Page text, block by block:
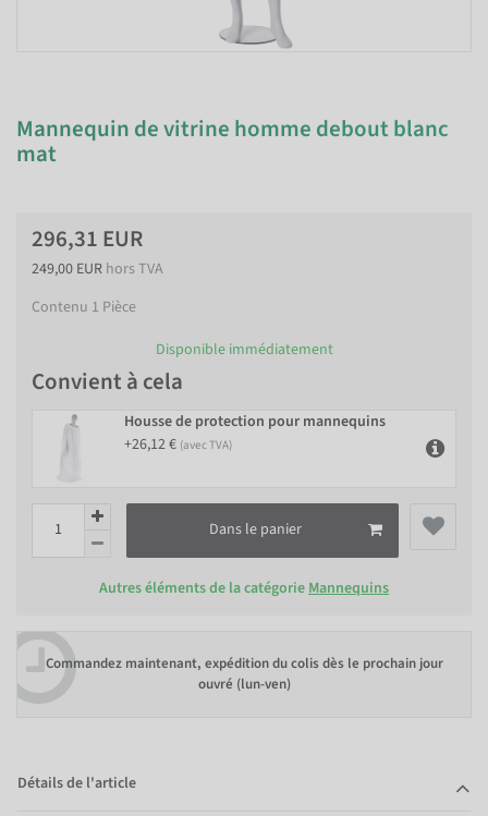
Mannequin de vitrine homme debout blanc
mat
296,31 EUR
249,00 EUR hors TVA
Contenu 1 Pièce
Disponible immédiatement
Convient à cela
Housse de protection pour mannequins
+26,12 € (avec TVA)
Dans le panier
Autres éléments de la catégorie Mannequins
Commandez maintenant, expédition du colis dès le prochain jour
ouvré (lun-ven)
Détails de l'article